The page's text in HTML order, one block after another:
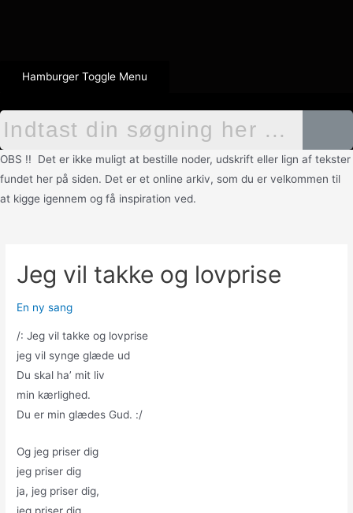
Hamburger Toggle Menu
OBS !! Det er ikke muligt at bestille noder, udskrift eller lign af tekster
fundet her på siden. Det er et online arkiv, som du er velkommen til
at kigge igennem og få inspiration ved.
Jeg vil takke og lovprise
En ny sang
/: Jeg vil takke og lovprise
jeg vil synge glæde ud
Du skal ha’ mit liv
min kærlighed.
Du er min glædes Gud. :/
Og jeg priser dig
jeg priser dig
ja, jeg priser dig,